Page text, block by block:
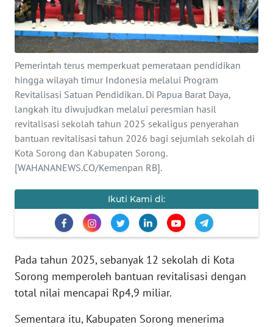
Pemerintah terus memperkuat pemerataan pendidikan
hingga wilayah timur Indonesia melalui Program
Revitalisasi Satuan Pendidikan. Di Papua Barat Daya,
langkah itu diwujudkan melalui peresmian hasil
revitalisasi sekolah tahun 2025 sekaligus penyerahan
bantuan revitalisasi tahun 2026 bagi sejumlah sekolah di
Kota Sorong dan Kabupaten Sorong.
[WAHANANEWS.CO/Kemenpan RB].
Ikuti Kami di:
Pada tahun 2025, sebanyak 12 sekolah di Kota
Sorong memperoleh bantuan revitalisasi dengan
total nilai mencapai Rp4,9 miliar.
Sementara itu, Kabupaten Sorong menerima
SERBA-SERBI
PENDIDIKAN
OLAHRAGA
OPINI
EDITORIAL
KAMI
INFO